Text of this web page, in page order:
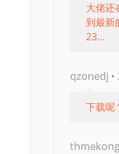
大佬还
到最新
23...
qzonedj •
下载呢
thmekong